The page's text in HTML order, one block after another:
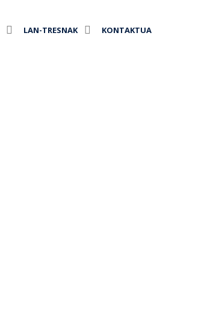
LAN-TRESNAK KONTAKTUA